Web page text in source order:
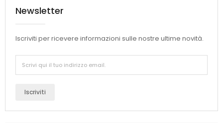
Newsletter
Iscriviti per ricevere informazioni sulle nostre ultime novità.
Iscriviti